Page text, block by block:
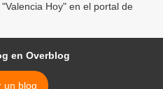
Hoy" en el portal de
en Overblog
un blog